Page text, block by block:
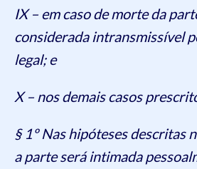
IX – em caso de morte da
considerada intransmissível
legal; e
X – nos demais casos
§ 1º Nas hipóteses descritas
a parte será intimada